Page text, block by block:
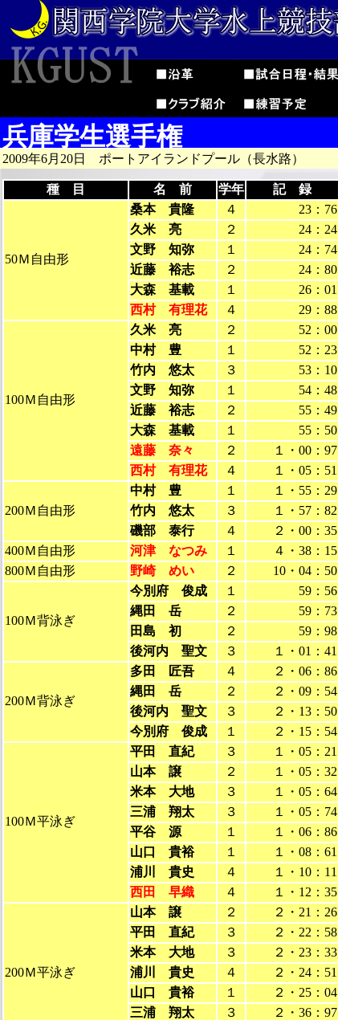
兵庫学生選手権
2009年6月20日 ポートアイランドプール（長水路）
種 目 名 前 学年 記 録
50Ｍ自由形
桑本 貴隆 ４ 23：76
久米 亮
２ 24：24
文野 知弥
１
24：74
近藤 裕志
２ 24：80
大森 基載
１
26：01
西村 有理花
４ 29：88
100Ｍ自由形
久米 亮 ２ 52：00
中村 豊
１ 52：23
竹内 悠太
３ 53：10
文野 知弥
１
54：48
近藤 裕志
２
55：49
大森 基載
１
55：50
遠藤 奈々
２
１・00：97
西村 有理花
４ １・05：51
200Ｍ自由形
中村 豊 １
１・55：29
竹内 悠太
３
１・57：82
磯部 泰行
４
２・00：35
400Ｍ自由形
河津 なつみ １ ４・38：15
800Ｍ自由形
野崎 めい ２ 10・04：50
100Ｍ背泳ぎ
今別府 俊成 １
59：56
縄田 岳
２
59：73
田島 初
２ 59：98
後河内 聖文
３ １・01：41
200Ｍ背泳ぎ
多田 匠吾 ４
２・06：86
縄田 岳
２
２・09：54
後河内 聖文
３
２・13：50
今別府 俊成
１ ２・15：54
100Ｍ平泳ぎ
平田 直紀 ３
１・05：21
山本 譲
２ １・05：32
米本 大地
３ １・05：64
三浦 翔太
３ １・05：74
平谷 源
１
１・06：86
山口 貴裕
１
１・08：61
浦川 貴史
４
１・10：11
西田 早織
４ １・12：35
200Ｍ平泳ぎ
山本 譲 ２
２・21：26
平田 直紀
３ ２・22：58
米本 大地
３ ２・23：33
浦川 貴史
４ ２・24：51
山口 貴裕
１ ２・25：04
三浦 翔太
３
２・36：97